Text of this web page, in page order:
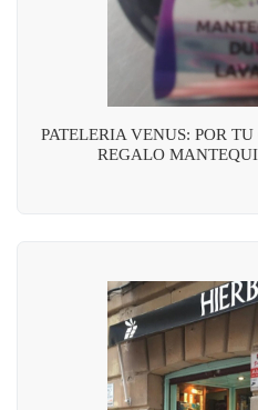
PATELERIA VENUS: POR
REGALO